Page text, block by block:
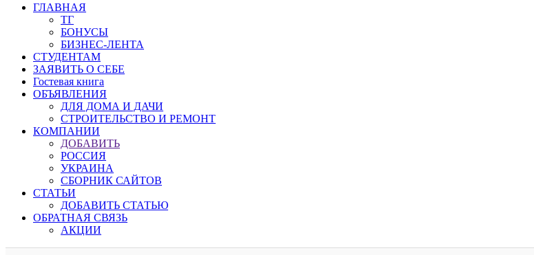
ГЛАВНАЯ
ТГ
БОНУСЫ
БИЗНЕС-ЛЕНТА
СТУДЕНТАМ
ЗАЯВИТЬ О СЕБЕ
Гостевая книга
ОБЪЯВЛЕНИЯ
ДЛЯ ДОМА И ДАЧИ
СТРОИТЕЛЬСТВО И РЕМОНТ
КОМПАНИИ
ДОБАВИТЬ
РОССИЯ
УКРАИНА
СБОРНИК САЙТОВ
СТАТЬИ
ДОБАВИТЬ СТАТЬЮ
ОБРАТНАЯ СВЯЗЬ
АКЦИИ